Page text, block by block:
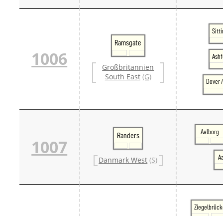
1006
Ramsgate
Großbritannien
South East (G)
Dover
1007
Randers
Danmark West (S)
Aalborg